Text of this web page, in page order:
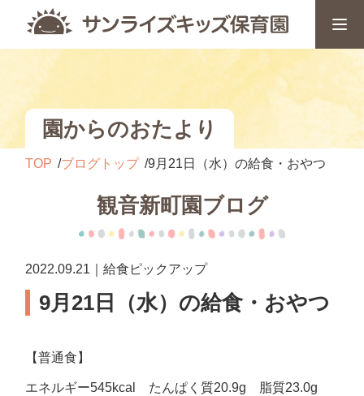
園からのおたより
TOP ブログトップ 9月21日（水）の給食・おやつ
観音新町園ブログ
2022.09.21｜給食ピックアップ
9月21日（水）の給食・おやつ
【普通食】
エネルギー545kcal たんぱく質20.9g 脂質23.0g